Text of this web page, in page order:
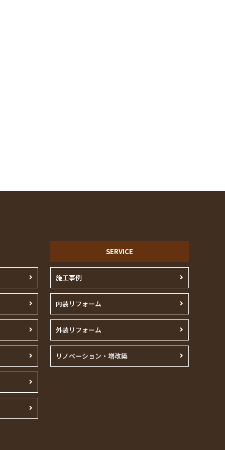
SERVICE
施工事例
内装リフォーム
外装リフォーム
リノベーション・増改築